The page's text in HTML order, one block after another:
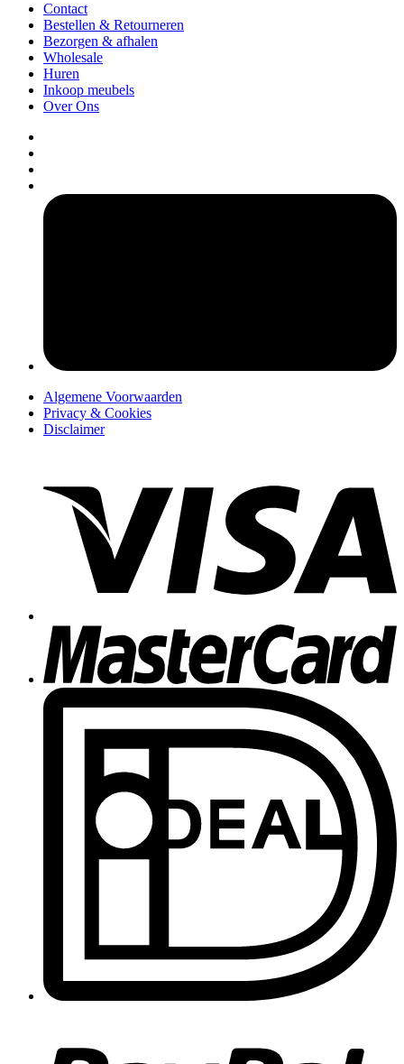
Contact
Bestellen & Retourneren
Bezorgen & afhalen
Wholesale
Huren
Inkoop meubels
Over Ons
Algemene Voorwaarden
Privacy & Cookies
Disclaimer